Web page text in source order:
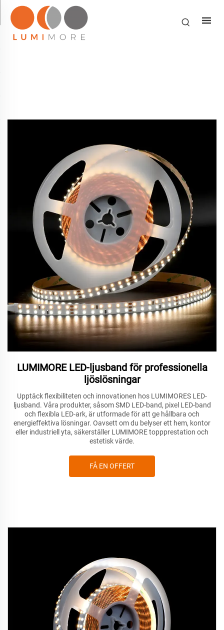
LUMIMORE LED-ljusband för professionella
ljöslösningar
Upptäck flexibiliteten och innovationen hos LUMIMORES LED-
ljusband. Våra produkter, såsom SMD LED-band, pixel LED-band
och flexibla LED-ark, är utformade för att ge hållbara och
energieffektiva lösningar. Oavsett om du belyser ett hem, kontor
eller industriell yta, säkerställer LUMIMORE toppprestation och
estetisk värde.
FÅ EN OFFERT